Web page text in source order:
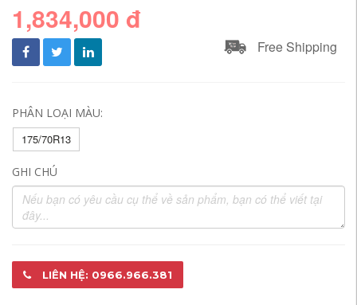
1,834,000 đ
Free Shipping
PHÂN LOẠI MÀU:
175/70R13
GHI CHÚ
LIÊN HỆ: 0966.966.381